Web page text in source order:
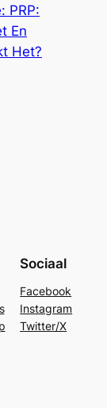
PRP:
En
Het?
Sociaal
Facebook
Instagram
Twitter/X